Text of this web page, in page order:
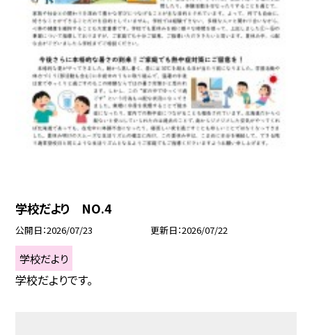
学校だより NO.4
公開日 2026/07/23 更新日 2026/07/22
学校だより
学校だよりです。